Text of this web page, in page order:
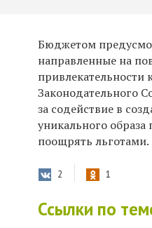
Бюджетом
направленные на
привлекательности
Законодательного
за содействие в
уникального
поощрять льготами.
2 1
Ссылки по